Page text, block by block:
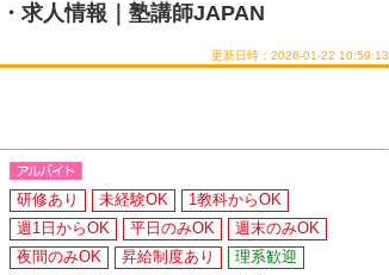
求人情報｜塾講師JAPAN
更新日時：2026-01-22 10:59:13
研修あり 未経験OK
1教科からOK
週1日からOK
平日のみOK
週末のみOK
夜間のみOK
昇給制度あり
理系歓迎